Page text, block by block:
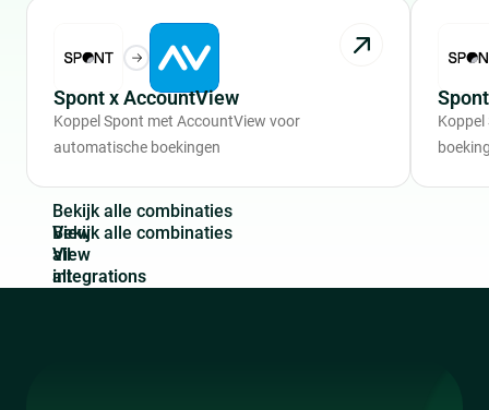
Spont x AccountView
Koppel Spont met AccountView voor
automatische boekingen
Bekijk a e combinaties
View
all
integrations